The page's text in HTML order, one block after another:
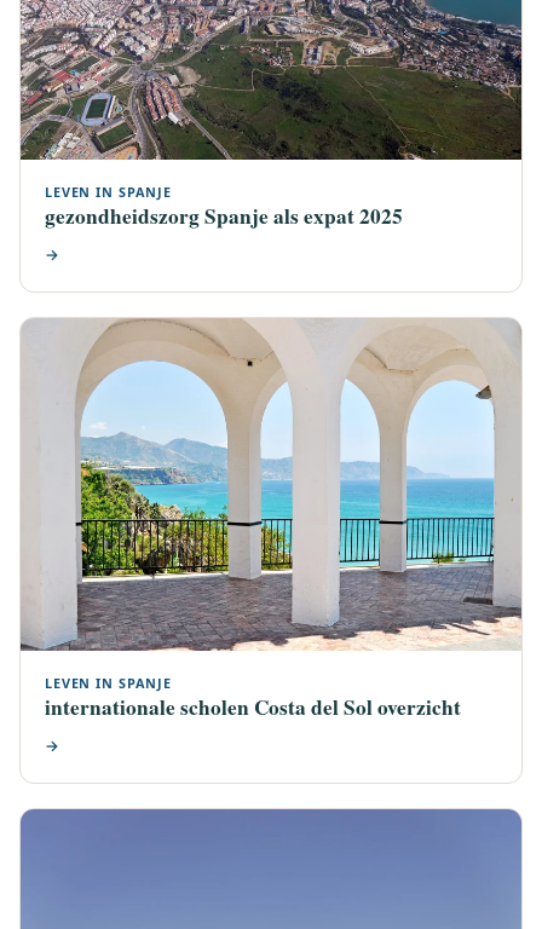
LEVEN IN SPANJE
gezondheidszorg Spanje als expat 2025
→
LEVEN IN SPANJE
internationale scholen Costa del Sol overzicht
→